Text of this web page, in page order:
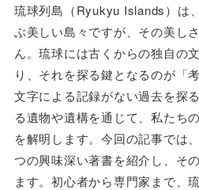
琉球列島（Ryukyu Islands）は
ぶ美しい島々ですが、その美し
ん。琉球には古くからの独自の
り、それを探る鍵となるのが「
文字による記録がない過去を探
る遺物や遺構を通じて、私たち
を解明します。今回の記事では
つの興味深い著書を紹介し、そ
ます。初心者から専門家まで、